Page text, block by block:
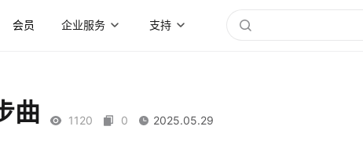
会员 企业服务 支持
曲 1120 0 2025.05.29